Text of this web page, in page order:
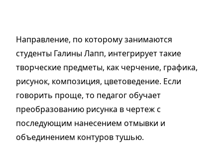
Направление, по которому занимаются
студенты Галины Лапп, интегрирует такие
творческие предметы, как черчение, графика,
рисунок, композиция, цветоведение. Если
говорить проще, то педагог обучает
преобразованию рисунка в чертеж с
последующим нанесением отмывки и
объединением контуров тушью.